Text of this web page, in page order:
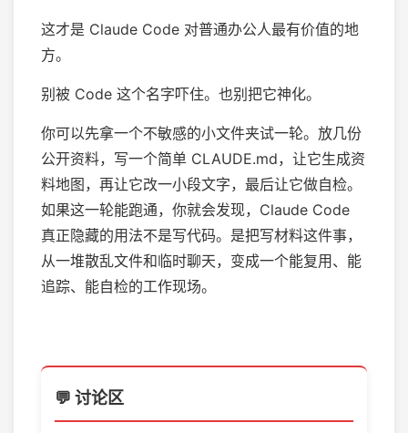
这才是 Claude Code 对普通办公人最有价值的地
方。
别被 Code 这个名字吓住。也别把它神化。
你可以先拿一个不敏感的小文件夹试一轮。放几份
公开资料，写一个简单 CLAUDE.md，让它生成资
料地图，再让它改一小段文字，最后让它做自检。
如果这一轮能跑通，你就会发现，Claude Code
真正隐藏的用法不是写代码。是把写材料这件事，
从一堆散乱文件和临时聊天，变成一个能复用、能
追踪、能自检的工作现场。
💬 讨论区